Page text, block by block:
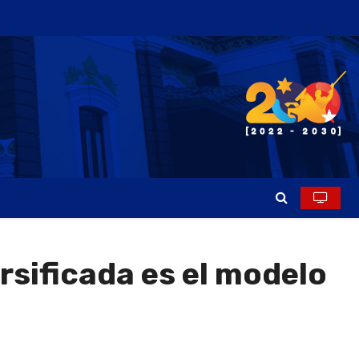
es el modelo